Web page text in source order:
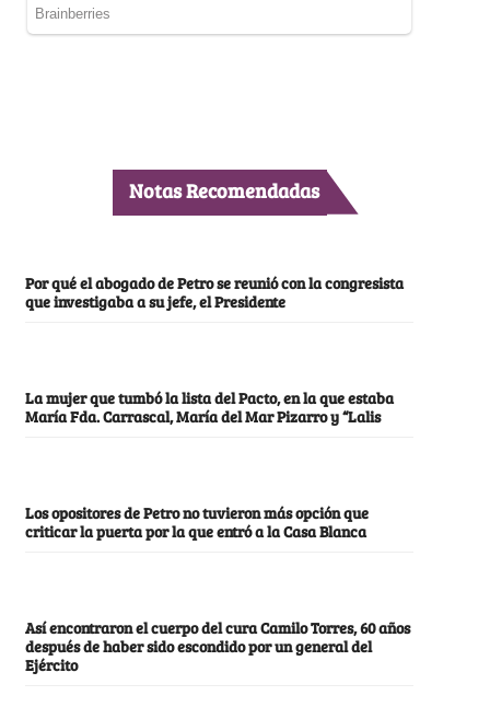
Notas Recomendadas
Por qué el abogado de Petro se reunió con la congresista
que investigaba a su jefe, el Presidente
La mujer que tumbó la lista del Pacto, en la que estaba
María Fda. Carrascal, María del Mar Pizarro y “Lalis
Los opositores de Petro no tuvieron más opción que
criticar la puerta por la que entró a la Casa Blanca
Así encontraron el cuerpo del cura Camilo Torres, 60 años
después de haber sido escondido por un general del
Ejército